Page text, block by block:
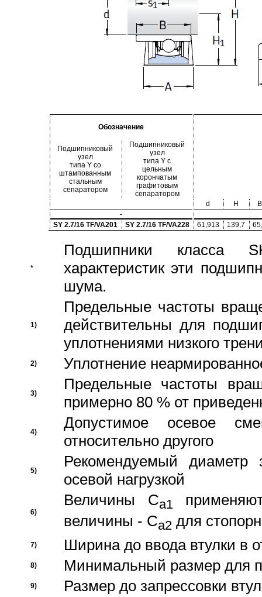
Обозначение
Подшипниковый
узел
типа Y со
штампованным
стальным
сепаратором
Подшипниковый
узел
типа Y с
цельным
корончатым
графитовым
сепаратором
d
H
B
-
SY 2.7/16 TF/VA201
SY 2.7/16 TF/VA228 61,913 139,7
*
Подшипники класса
характеристик эти
шума.
1)
Предельные частоты
действительны для
уплотнениями низкого
2) Уплотнение
3)
Предельные частоты
примерно 80 % от
4)
Допустимое осевое
относительно другого
5)
Рекомендуемый диаметр
осевой нагрузкой
6)
Величины Ca1
величины - Ca2 для
7) Ширина до ввода втулки в
8) Минимальный размер для
9) Размер до запрессовки